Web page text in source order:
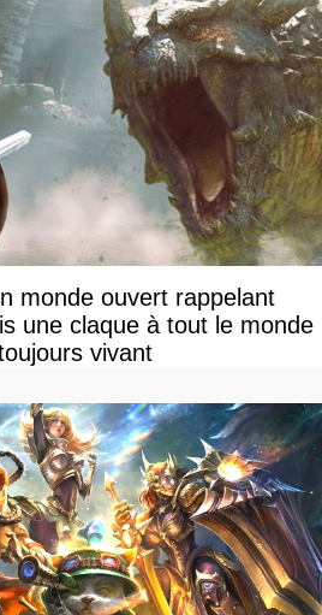
monde ouvert rappelant
une claque à tout le monde
vivant